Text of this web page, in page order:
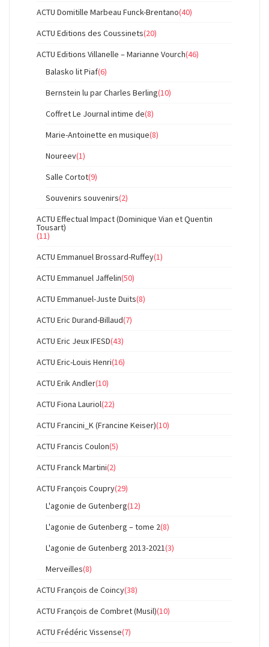
ACTU Domitille Marbeau Funck-Brentano(40)
ACTU Editions des Coussinets(20)
ACTU Editions Villanelle – Marianne Vourch(46)
Balasko lit Piaf(6)
Bernstein lu par Charles Berling(10)
Coffret Le Journal intime de(8)
Marie-Antoinette en musique(8)
Noureev(1)
Salle Cortot(9)
Souvenirs souvenirs(2)
ACTU Effectual Impact (Dominique Vian et Quentin
Tousart)
(11)
ACTU Emmanuel Brossard-Ruffey(1)
ACTU Emmanuel Jaffelin(50)
ACTU Emmanuel-Juste Duits(8)
ACTU Eric Durand-Billaud(7)
ACTU Eric Jeux IFESD(43)
ACTU Eric-Louis Henri(16)
ACTU Erik Andler(10)
ACTU Fiona Lauriol(22)
ACTU Francini_K (Francine Keiser)(10)
ACTU Francis Coulon(5)
ACTU Franck Martini(2)
ACTU François Coupry(29)
L'agonie de Gutenberg(12)
L'agonie de Gutenberg – tome 2(8)
L'agonie de Gutenberg 2013-2021(3)
Merveilles(8)
ACTU François de Coincy(38)
ACTU François de Combret (Musil)(10)
ACTU Frédéric Vissense(7)